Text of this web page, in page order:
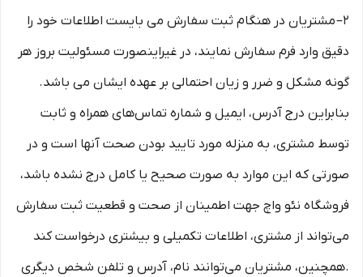
2– مشتریان در هنگام ثبت سفارش می بایست اطلاعات خود را
دقیق وارد فرم سفارش نمایند، در غیراینصورت مسئولیت بروز هر
گونه مشکل و ضرر و زیان احتمالی بر عهده ایشان می باشد.
بنابراین درج آدرس، ایمیل و شماره تماس‌های همراه و ثابت
توسط مشتری، به منزله مورد تایید بودن صحت آنها است و در
صورتی که این موارد به صورت صحیح یا کامل درج نشده باشد،
فروشگاه نئو واچ جهت اطمینان از صحت و قطعیت ثبت سفارش
می‌تواند از مشتری، اطلاعات تکمیلی و بیشتری درخواست کند
.همچنین، مشتریان می‌توانند نام، آدرس و تلفن شخص دیگری